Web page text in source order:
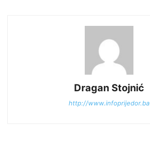
Dragan Stojnić
http://www.infoprijedor.ba